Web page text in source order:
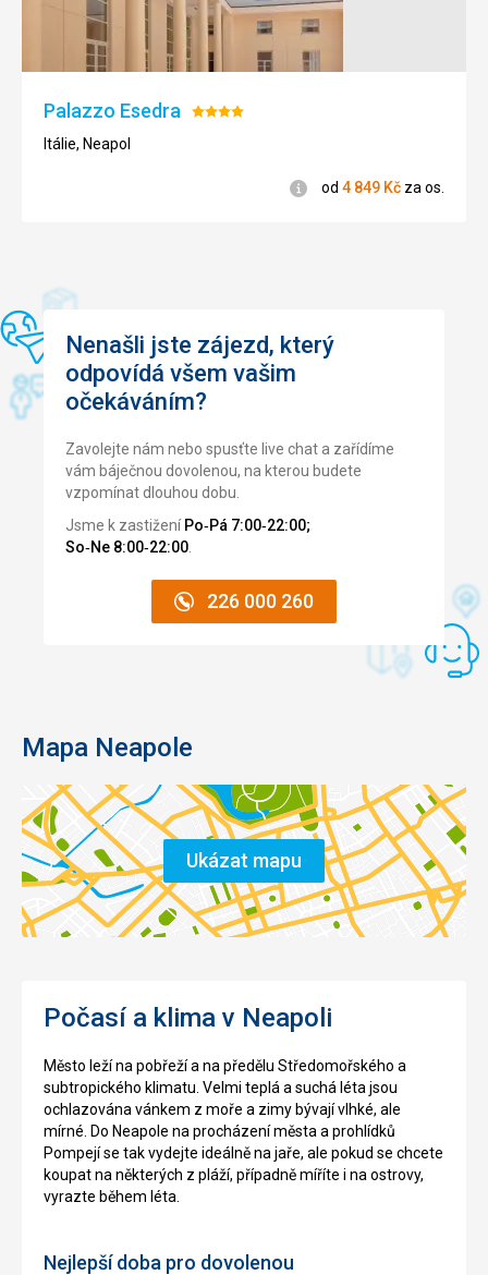
Bezbarierový
přístup
Nákupy
Noční
úklid každý den s naprostou spokojeností, hotel nabízí
možnost posezení na střešní terase - večer bez obsluhy,
ale zato s krásným výhledem jak na město, tak na přístav i
Palazzo Esedra Hodnocení:
Itálie, Neapol
Informace
od 4 849 Kč za os.
Nenašli jste zájezd, který
odpovídá všem vašim
očekáváním?
Zavolejte nám nebo spusťte live chat a zařídíme
vám báječnou dovolenou, na kterou budete
vzpomínat dlouhou dobu.
Jsme k zastižení Po‑Pá 7:00‑22:00;
So‑Ne 8:00‑22:00
226 000 260
Mapa Neapole
Ukázat mapu
Počasí a klima v Neapoli
Město leží na pobřeží a na předělu Středomořského a
subtropického klimatu. Velmi teplá a suchá léta jsou
ochlazována vánkem z moře a zimy bývají vlhké, ale
mírné. Do Neapole na procházení města a prohlídků
Pompejí se tak vydejte ideálně na jaře, ale pokud se chcete
koupat na některých z pláží, případně míříte i na ostrovy,
vyrazte během léta.
Nejlepší doba pro dovolenou